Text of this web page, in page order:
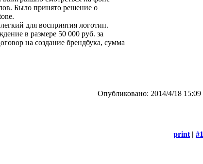
Было принято решение о
для восприятия логотип.
в размере 50 000 руб. за
на создание брендбука, сумма
Опубликовано: 2014/4/18 15:09
print | #1